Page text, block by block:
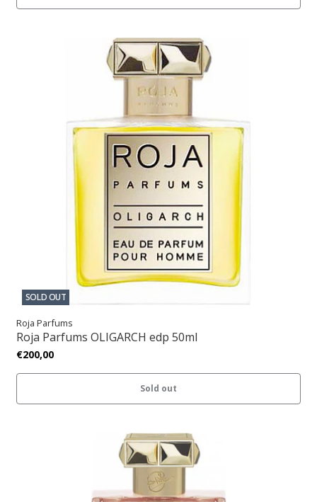
SOLD OUT
Roja Parfums
Roja Parfums OLIGARCH edp 50ml
€200,00
Sold out